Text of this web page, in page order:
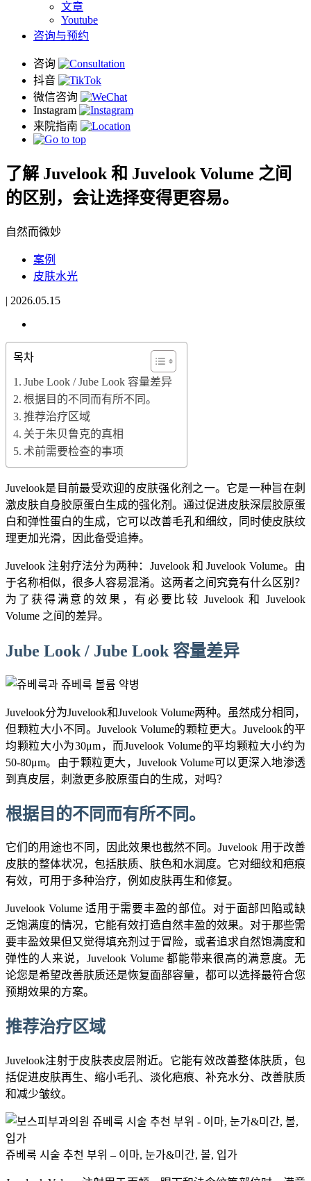
文章
Youtube
咨询与预约
了解 Juvelook 和 Juvelook Volume 之间
的区别，会让选择变得更容易。
自然而微妙
案例
皮肤水光
| 2026.05.15
목차
Jube Look / Jube Look 容量差异
根据目的不同而有所不同。
推荐治疗区域
关于朱贝鲁克的真相
术前需要检查的事项
Juvelook是目前最受欢迎的皮肤强化剂之一。它是一种旨在刺
激皮肤自身胶原蛋白生成的强化剂。通过促进皮肤深层胶原蛋
白和弹性蛋白的生成，它可以改善毛孔和细纹，同时使皮肤纹
理更加光滑，因此备受追捧。
Juvelook 注射疗法分为两种：Juvelook 和 Juvelook Volume。由
于名称相似，很多人容易混淆。这两者之间究竟有什么区别？
为了获得满意的效果，有必要比较 Juvelook 和 Juvelook
Volume 之间的差异。
Jube Look / Jube Look 容量差异
Juvelook分为Juvelook和Juvelook Volume两种。虽然成分相同，
但颗粒大小不同。Juvelook Volume的颗粒更大。Juvelook的平
均颗粒大小为30μm，而Juvelook Volume的平均颗粒大小约为
50-80μm。由于颗粒更大，Juvelook Volume可以更深入地渗透
到真皮层，刺激更多胶原蛋白的生成，对吗？
根据目的不同而有所不同。
它们的用途也不同，因此效果也截然不同。Juvelook 用于改善
皮肤的整体状况，包括肤质、肤色和水润度。它对细纹和疤痕
有效，可用于多种治疗，例如皮肤再生和修复。
Juvelook Volume 适用于需要丰盈的部位。对于面部凹陷或缺
乏饱满度的情况，它能有效打造自然丰盈的效果。对于那些需
要丰盈效果但又觉得填充剂过于冒险，或者追求自然饱满度和
弹性的人来说，Juvelook Volume 都能带来很高的满意度。无
论您是希望改善肤质还是恢复面部容量，都可以选择最符合您
预期效果的方案。
推荐治疗区域
Juvelook注射于皮肤表皮层附近。它能有效改善整体肤质，包
括促进皮肤再生、缩小毛孔、淡化疤痕、补充水分、改善肤质
和减少皱纹。
쥬베룩 시술 추천 부위 – 이마, 눈가&미간, 볼, 입가